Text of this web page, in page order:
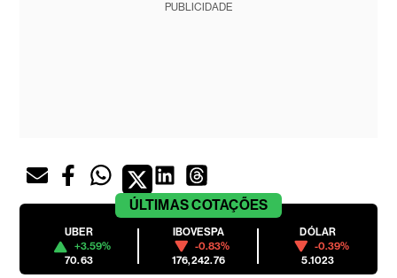
PUBLICIDADE
ÚLTIMASCOTAÇÕES
UBER
+3.59%
70.63
IBOVESPA
-0.83%
176,242.76
DÓLAR
-0.39%
5.1023